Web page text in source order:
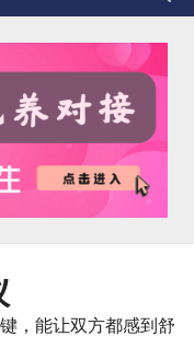
，能让双方都感到舒